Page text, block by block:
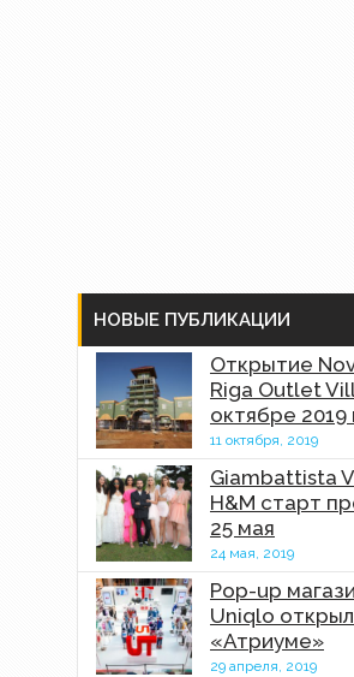
НОВЫЕ ПУБЛИКАЦИИ
Открытие
Riga Outlet
октябре 2019
11 октября, 2019
Giambattista
H&M старт
25 мая
24 мая, 2019
Pop-up
Uniqlo
«Атриуме»
29 апреля, 2019